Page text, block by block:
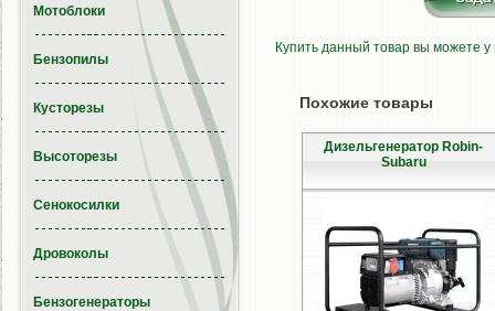
Купить данный товар вы можете
Похожие товары
Дизельгенератор Robin-
Subaru
Мотоблоки
Бензопилы
Кусторезы
Высоторезы
Сенокосилки
Дровоколы
Бензогенераторы